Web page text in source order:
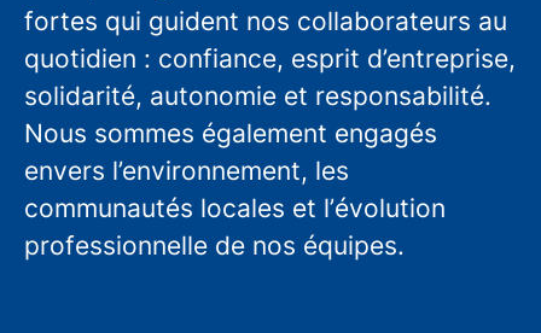
fortes qui guident nos collaborateurs au
quotidien : confiance, esprit d’entreprise,
solidarité, autonomie et responsabilité.
Nous sommes également engagés
envers l’environnement, les
communautés locales et l’évolution
professionnelle de nos équipes.